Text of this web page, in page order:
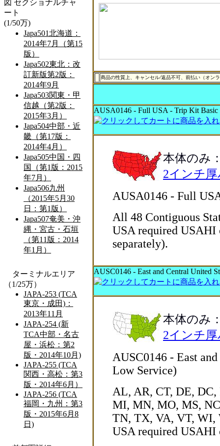
商品の性質上、キャンセル/返品不可、前払い（オン
AUSA0146 - Full USA - Trip Kit Basic
本体のみ
2インチ
AUSA0146 - Full
All 48 Contiguous
USA required
separately).
AUSC0146 - East and Central United
本体のみ
2インチ
AUSC0146 - East
Low Service)
AL, AR, CT, DE,
MI, MN, MO, MS,
TN, TX, VA, VT, WI,
USA required USAHI